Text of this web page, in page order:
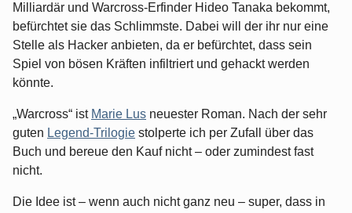
Milliardär und Warcross-Erfinder Hideo Tanaka bekommt,
befürchtet sie das Schlimmste. Dabei will der ihr nur eine
Stelle als Hacker anbieten, da er befürchtet, dass sein
Spiel von bösen Kräften infiltriert und gehackt werden
könnte.
„Warcross“ ist Marie Lus neuester Roman. Nach der sehr
guten Legend-Trilogie stolperte ich per Zufall über das
Buch und bereue den Kauf nicht – oder zumindest fast
nicht.
Die Idee ist – wenn auch nicht ganz neu – super, dass in